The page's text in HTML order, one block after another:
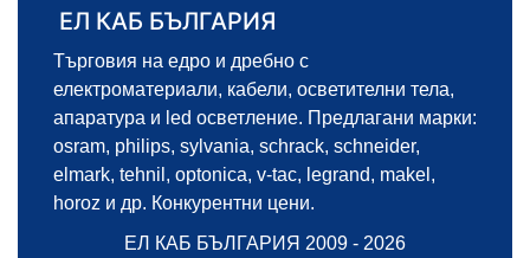
ЕЛ КАБ БЪЛГАРИЯ
Търговия на едро и дребно с
електроматериали, кабели, осветителни тела,
апаратура и led осветление. Предлагани марки:
osram, philips, sylvania, schrack, schneider,
elmark, tehnil, optonica, v-tac, legrand, makel,
horoz и др. Конкурентни цени.
ЕЛ КАБ БЪЛГАРИЯ 2009 - 2026